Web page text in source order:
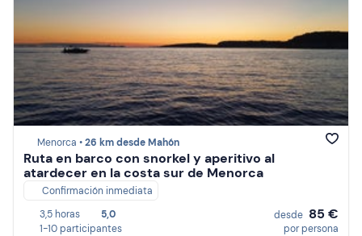
Menorca •26 km desde Mahón
Ruta en barco con snorkel y aperitivo al
atardecer en la costa sur de Menorca
Confirmación inmediata
3,5 horas
5,0
1-10 participantes
desde 85 €
por persona